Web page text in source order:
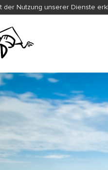
der Nutzung unserer Dienste